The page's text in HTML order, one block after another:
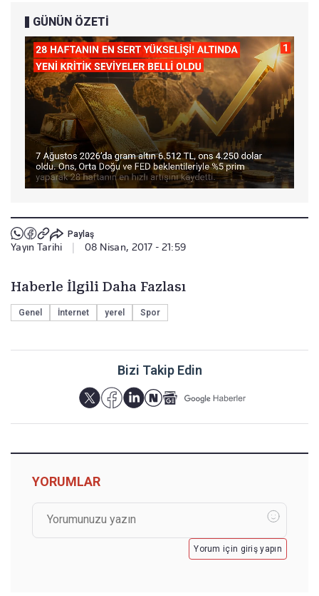
GÜNÜN ÖZETİ
Paylaş
Yayın Tarihi | 08 Nisan, 2017 - 21:59
Haberle İlgili Daha Fazlası
Genel İnternet yerel Spor
Bizi Takip Edin
YORUMLAR
Yorum için giriş yapın